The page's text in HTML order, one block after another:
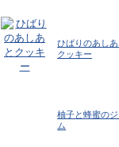
ひばりのあしあ
クッキー
柚子と蜂蜜のジ
ム